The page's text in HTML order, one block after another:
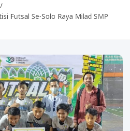
Futsal Se-Solo Raya Milad SMP